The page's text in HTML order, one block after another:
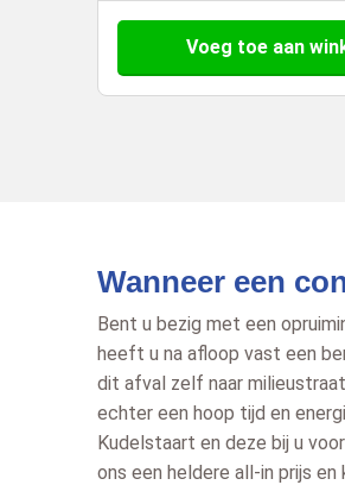
Voeg toe aan
Wanneer een
Bent u bezig met een
heeft u na afloop vast een
dit afval zelf naar
echter een hoop tijd en
Kudelstaart en deze bij u
ons een heldere all-in prijs